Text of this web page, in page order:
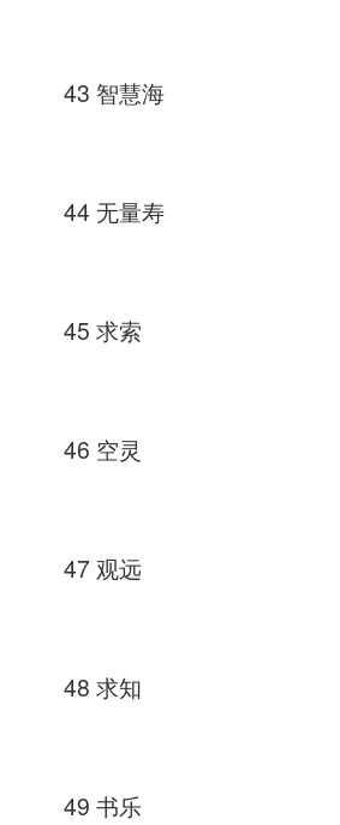
43 智慧海
44 无量寿
45 求索
46 空灵
47 观远
48 求知
49 书乐